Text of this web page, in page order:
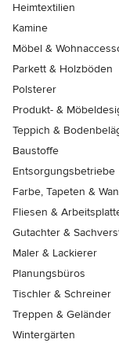
Heimtextilien
Kamine
Möbel &
Parkett & Holzböden
Polsterer
Produkt- &
Teppich &
Baustoffe
Entsorgungsbetriebe
Farbe, Tapeten &
Fliesen &
Gutachter &
Maler & Lackierer
Planungsbüros
Tischler & Schreiner
Treppen & Geländer
Wintergärten